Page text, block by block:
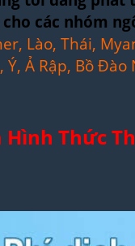
các nhóm
Lào, Thái,
Ả Rập, Bồ Đào
Hình Thức